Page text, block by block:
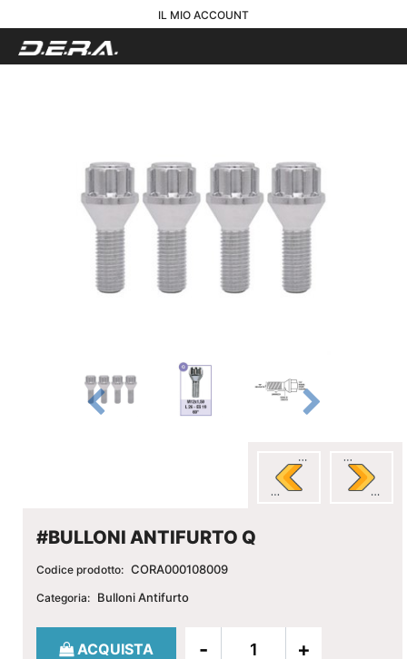
IL MIO ACCOUNT
#BULLONI ANTIFURTO Q
Codice prodotto: CORA000108009
Categoria: Bulloni Antifurto
Quantità
ACQUISTA